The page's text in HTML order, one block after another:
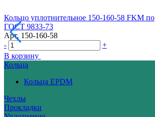
Кольцо уплотнительное 150-160-58 FKM по
ГОСТ 9833-73
Арт. 150-160-58
-
+
В корзину
Кольца
Кольца EPDM
Чехлы
Прокладки